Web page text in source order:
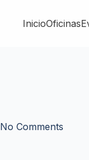
InicioOficinas
No Comments